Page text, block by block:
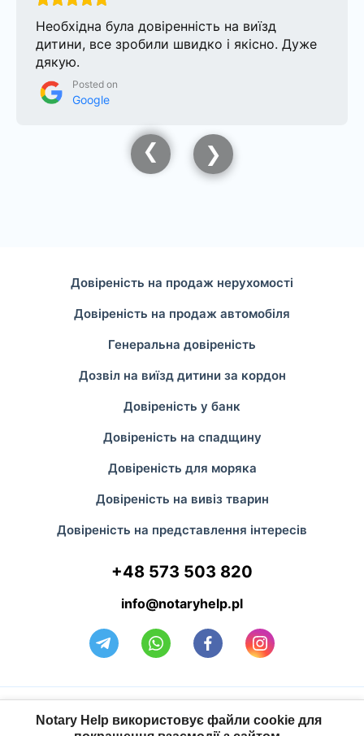
Необхідна була довіренність на виїзд
дитини, все зробили швидко і якісно. Дуже
дякую.
Posted on
Google
Довіреність на продаж нерухомості
Довіреність на продаж автомобіля
Генеральна довіреність
Дозвіл на виїзд дитини за кордон
Довіреність у банк
Довіреність на спадщину
Довіреність для моряка
Довіреність на вивіз тварин
Довіреність на представлення інтересів
+48 573 503 820
info@notaryhelp.pl
Політика конфіденційності
Notary Help використовує файли cookie для